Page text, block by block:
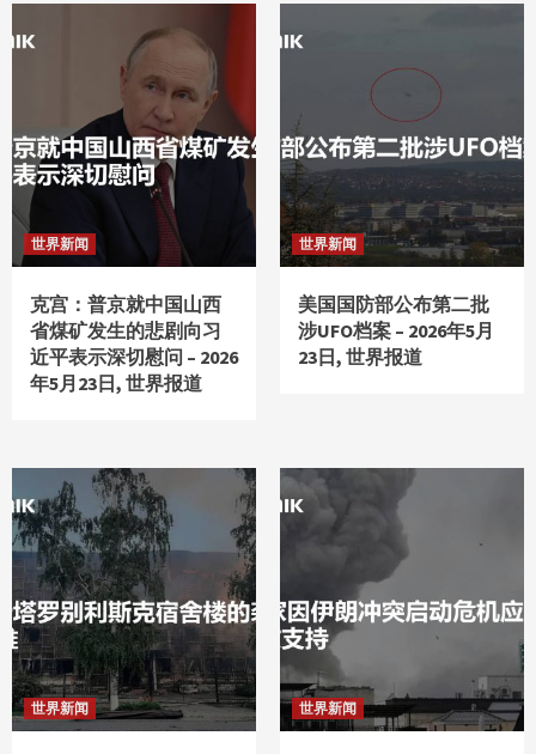
世界新闻
克宫：普京就中国山西
省煤矿发生的悲剧向习
近平表示深切慰问 – 2026
年5月23日, 世界报道
世界新闻
美国国防部公布第二批
涉UFO档案 – 2026年5月
23日, 世界报道
世界新闻 世界新闻